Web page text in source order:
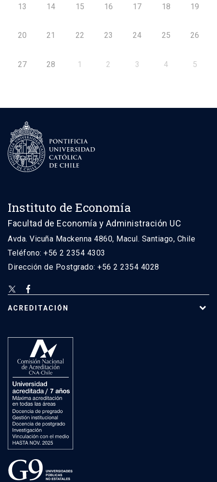
13 14 15 16 17 18 19
20 21 22 23 24 25 26
27 28 1 2 3 4 5
Instituto de Economía
Facultad de Economía y Administración UC
Avda. Vicuña Mackenna 4860, Macul. Santiago, Chile
Teléfono: +56 2 2354 4303
Dirección de Postgrado: +56 2 2354 4028
ACREDITACIÓN